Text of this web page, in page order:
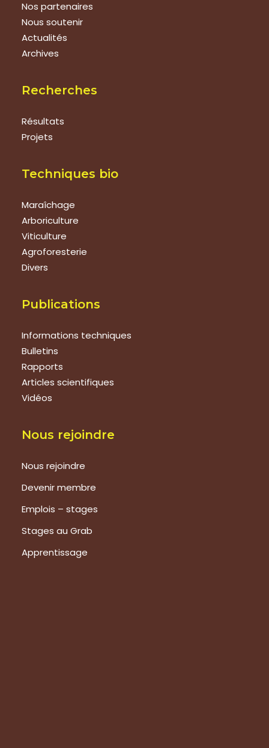
Nos partenaires
Nous soutenir
Actualités
Archives
Recherches
Résultats
Projets
Techniques bio
Maraîchage
Arboriculture
Viticulture
Agroforesterie
Divers
Publications
Informations techniques
Bulletins
Rapports
Articles scientifiques
Vidéos
Nous rejoindre
Nous rejoindre
Devenir membre
Emplois – stages
Stages au Grab
Apprentissage